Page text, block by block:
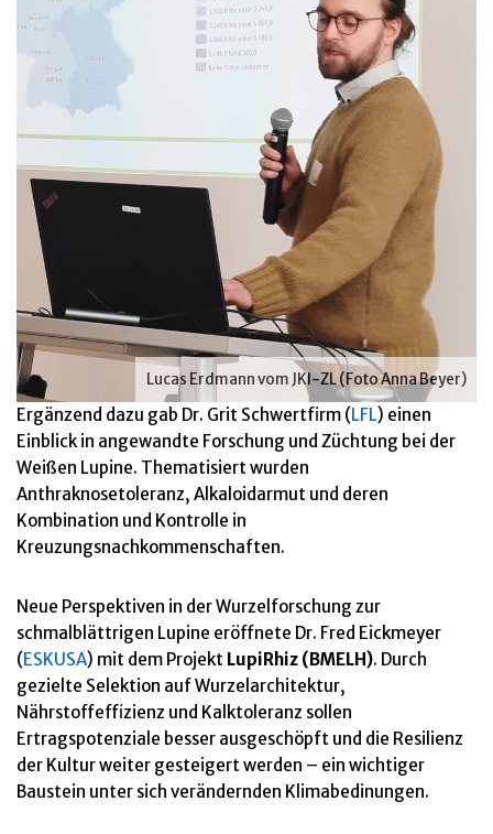
Lucas Erdmann vom JKI-ZL (Foto Anna Beyer)
Ergänzend dazu gab Dr. Grit Schwertfirm (LFL) einen
Einblick in angewandte Forschung und Züchtung bei der
Weißen Lupine. Thematisiert wurden
Anthraknosetoleranz, Alkaloidarmut und deren
Kombination und Kontrolle in
Kreuzungsnachkommenschaften.
Neue Perspektiven in der Wurzelforschung zur
schmalblättrigen Lupine eröffnete Dr. Fred Eickmeyer
(ESKUSA) mit dem Projekt LupiRhiz (BMELH). Durch
gezielte Selektion auf Wurzelarchitektur,
Nährstoffeffizienz und Kalktoleranz sollen
Ertragspotenziale besser ausgeschöpft und die Resilienz
der Kultur weiter gesteigert werden – ein wichtiger
Baustein unter sich verändernden Klimabedinungen.